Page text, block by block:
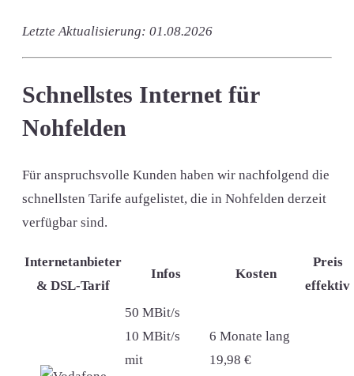
Letzte Aktualisierung: 01.08.2026
Schnellstes Internet für
Nohfelden
Für anspruchsvolle Kunden haben wir nachfolgend die
schnellsten Tarife aufgelistet, die in Nohfelden derzeit
verfügbar sind.
Internetanbieter
& DSL-Tarif
Infos Kosten
Preis
effektiv
50 MBit/s
10 MBit/s
mit
6 Monate lang
19,98 €